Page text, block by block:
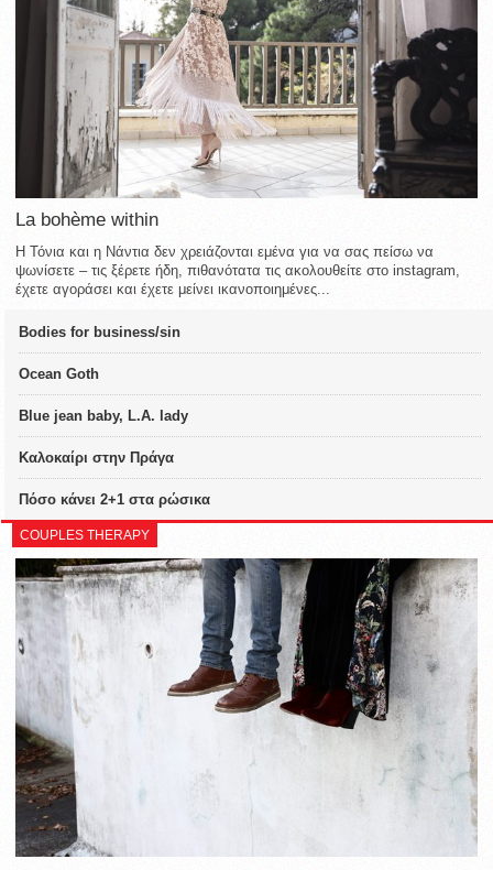
La bohème within
Η Τόνια και η Νάντια δεν χρειάζονται εμένα για να σας πείσω να
ψωνίσετε – τις ξέρετε ήδη, πιθανότατα τις ακολουθείτε στο instagram,
έχετε αγοράσει και έχετε μείνει ικανοποιημένες...
Bodies for business/sin
Ocean Goth
Blue jean baby, L.A. lady
Καλοκαίρι στην Πράγα
Πόσο κάνει 2+1 στα ρώσικα
COUPLES THERAPY